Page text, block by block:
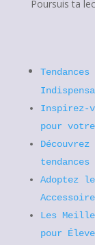
Poursuis ta
Tendances
Inspirez-
pour
tendances
Adoptez
Les
pour